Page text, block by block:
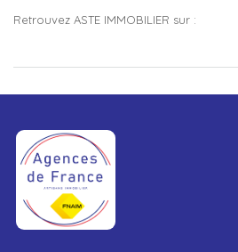
Retrouvez ASTE IMMOBILIER sur :